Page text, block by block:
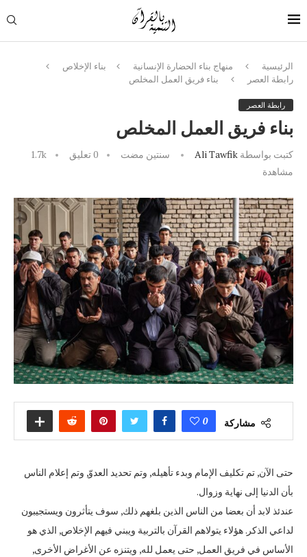
الرئيسية منهاج بناء الحضارة الإنسانية
بناء الإخلاص
رابطة العصر
بناء فريق العمل المخلص
رابطة العصر
بناء فريق العمل المخلص
كتبت بواسطة Ali Tawfik سنتين مضت 0 تعليق
1.7k
مشاهدة
مشاركة 0
حتى الآن, تم تكليف الإمام وبدء تأهيله, وتم تحديد العدوّ, وتم إعلام الناس
بأن الدنيا إلى نهاية وزوال.
عندئذ لابد أن بعضا من الناس الذين بلغهم ذلك, سوف يتأثرون ويستجيبون
لداعي الذكر. هؤلاء يتولاهم القرآن بالتربية ويبني فيهم الإخلاص, الذي هو
الأساس في فريق العمل, حتى يعمل لله, ويتنزه عن الأغراض الأخرى,